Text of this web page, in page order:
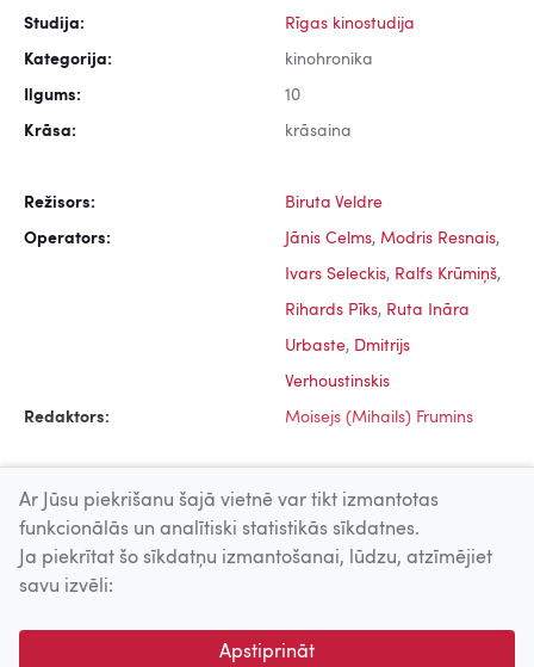
Studija: Rīgas kinostudija
Kategorija: kinohronika
Ilgums: 10
Krāsa: krāsaina
Režisors: Biruta Veldre
Operators: Jānis Celms, Modris Resnais,
Ivars Seleckis, Ralfs Krūmiņš,
Rihards Pīks, Ruta Ināra
Urbaste, Dmitrijs
Verhoustinskis
Redaktors: Moisejs (Mihails) Frumins
Uz augšu
© 2026 Nacionālais Kino centrs, Kultūras informācijas sistēmu
centrs. Sadarbības partneris: Latvijas Valsts
Ar Jūsu piekrišanu šajā vietnē var tikt izmantotas
funkcionālās un analītiski statistikās sīkdatnes.
Ja piekrītat šo sīkdatņu izmantošanai, lūdzu, atzīmējiet
savu izvēli:
Apstiprināt